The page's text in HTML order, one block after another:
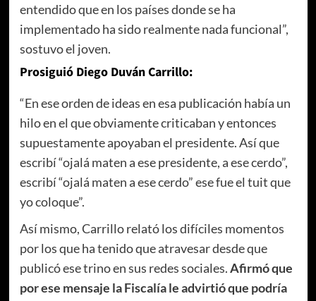
entendido que en los países donde se ha
implementado ha sido realmente nada funcional”,
sostuvo el joven.
Prosiguió Diego Duván Carrillo:
“En ese orden de ideas en esa publicación había un
hilo en el que obviamente criticaban y entonces
supuestamente apoyaban el presidente. Así que
escribí “ojalá maten a ese presidente, a ese cerdo”,
escribí “ojalá maten a ese cerdo” ese fue el tuit que
yo coloque”.
Así mismo, Carrillo relató los difíciles momentos
por los que ha tenido que atravesar desde que
publicó ese trino en sus redes sociales.Afirmó que
por ese mensaje la Fiscalía le advirtió que podría